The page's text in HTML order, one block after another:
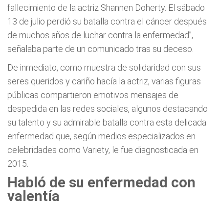
fallecimiento de la actriz Shannen Doherty. El sábado
13 de julio perdió su batalla contra el cáncer después
de muchos años de luchar contra la enfermedad”,
señalaba parte de un comunicado tras su deceso.
De inmediato, como muestra de solidaridad con sus
seres queridos y cariño hacía la actriz, varias figuras
públicas compartieron emotivos mensajes de
despedida en las redes sociales, algunos destacando
su talento y su admirable batalla contra esta delicada
enfermedad que, según medios especializados en
celebridades como Variety, le fue diagnosticada en
2015.
Habló de su enfermedad con
valentía